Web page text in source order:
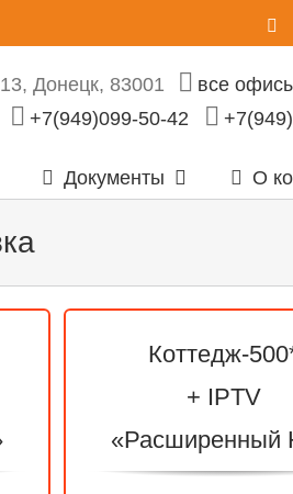
Донецк, 83001 все
+7(949)099-50-42
Документы О
Коттедж-
+ IPTV
«Расширенный